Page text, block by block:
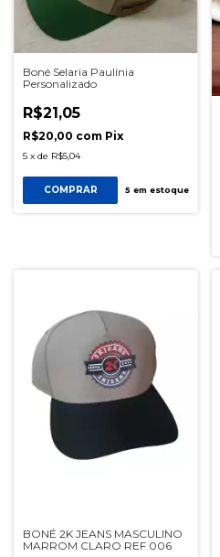
Boné Selaria Paulínia
Personalizado
R$21,05
R$20,00 com Pix
5 x de R$5,04
COMPRAR 5 em estoque
BONÉ 2K JEANS MASCULINO
MARROM CLARO REF 006